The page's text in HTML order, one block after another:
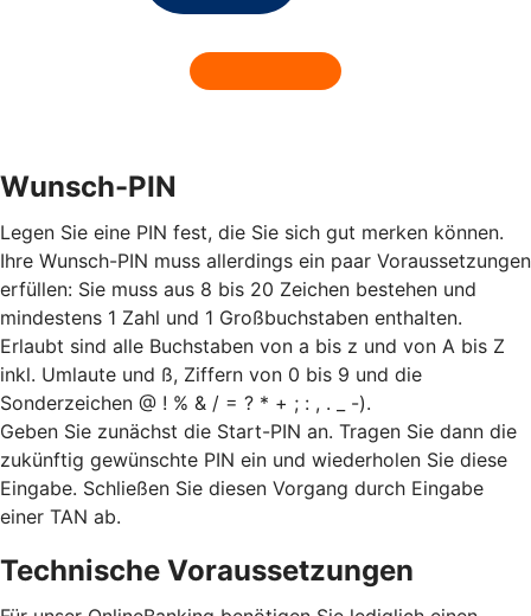
Wunsch-PIN
Legen Sie eine PIN fest, die Sie sich gut merken können.
Ihre Wunsch-PIN muss allerdings ein paar Voraussetzungen
erfüllen: Sie muss aus 8 bis 20 Zeichen bestehen und
mindestens 1 Zahl und 1 Großbuchstaben enthalten.
Erlaubt sind alle Buchstaben von a bis z und von A bis Z
inkl. Umlaute und ß, Ziffern von 0 bis 9 und die
Sonderzeichen @ ! % & / = ? * + ; : , . _ -).
Geben Sie zunächst die Start-PIN an. Tragen Sie dann die
zukünftig gewünschte PIN ein und wiederholen Sie diese
Eingabe. Schließen Sie diesen Vorgang durch Eingabe
einer TAN ab.
Technische Voraussetzungen